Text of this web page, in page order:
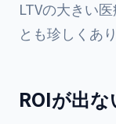
LTVの大きい
とも珍しくあ
ROIが出